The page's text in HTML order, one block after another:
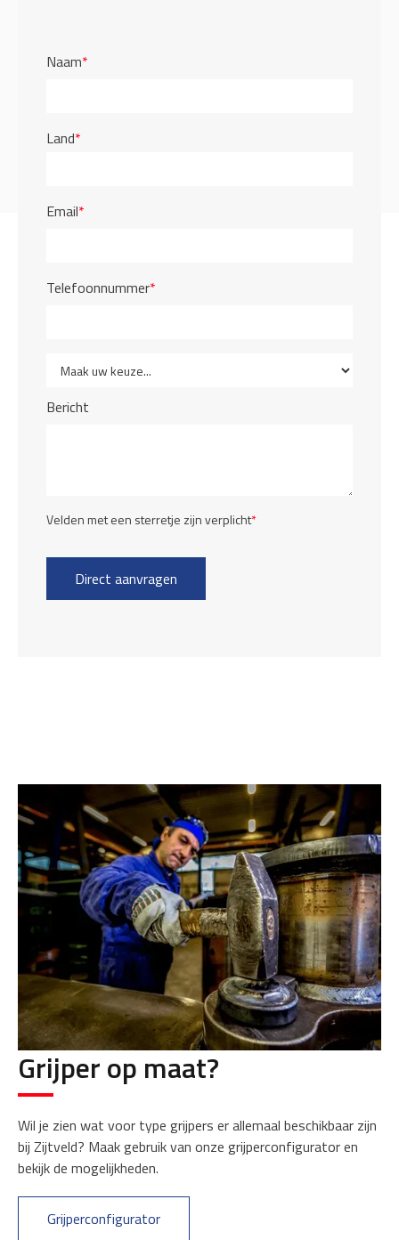
Naam*
Land*
Email*
Telefoonnummer*
Bericht
Velden met een sterretje zijn verplicht*
Grijper op maat?
Wil je zien wat voor type grijpers er allemaal beschikbaar zijn
bij Zijtveld? Maak gebruik van onze grijperconfigurator en
bekijk de mogelijkheden.
Grijperconfigurator